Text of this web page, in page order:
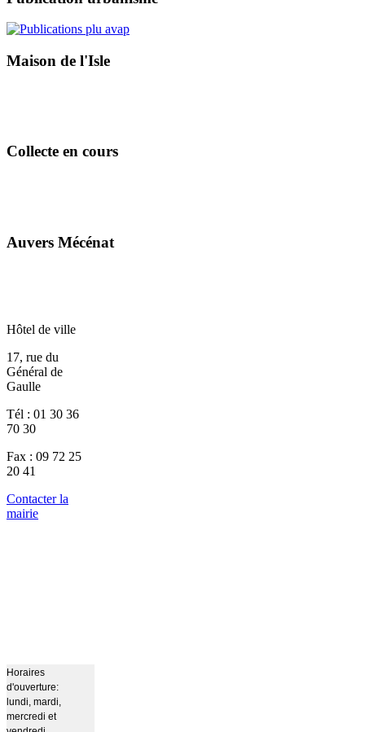
Maison de l'Isle
Collecte en cours
Auvers Mécénat
Hôtel de ville
17, rue du
Général de
Gaulle
Tél : 01 30 36
70 30
Fax : 09 72 25
20 41
Contacter la
mairie
Horaires
d'ouverture:
lundi, mardi,
mercredi et